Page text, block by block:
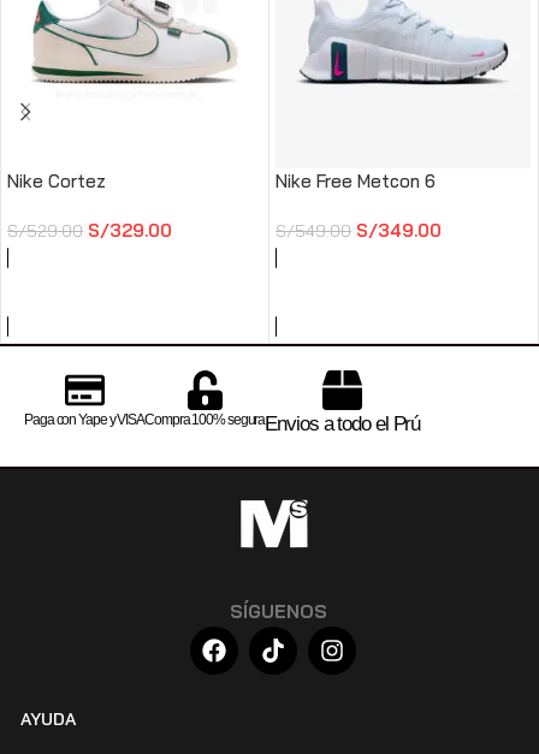
Nike Cortez
S/529.00 S/329.00
Nike Free Metcon 6
S/549.00 S/349.00
Paga con Yape y VISACompra 100% seguraEnvios a todo el Prú
SÍGUENOS
AYUDA